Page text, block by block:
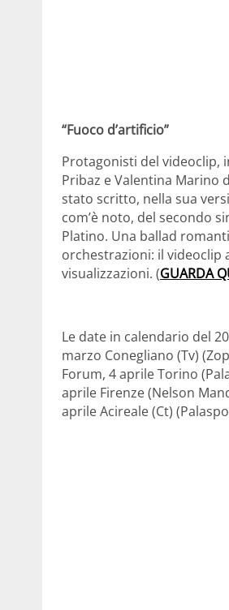
“Fuoco d’artificio”
Protagonisti del videoclip,
Pribaz e Valentina Marino
stato scritto, nella sua
com’è noto, del secondo
Platino. Una ballad
orchestrazioni: il videoclip
visualizzazioni. (GUARDA
Le date in calendario del
marzo Conegliano (Tv)
Forum, 4 aprile Torino
aprile Firenze (Nelson
aprile Acireale (Ct)